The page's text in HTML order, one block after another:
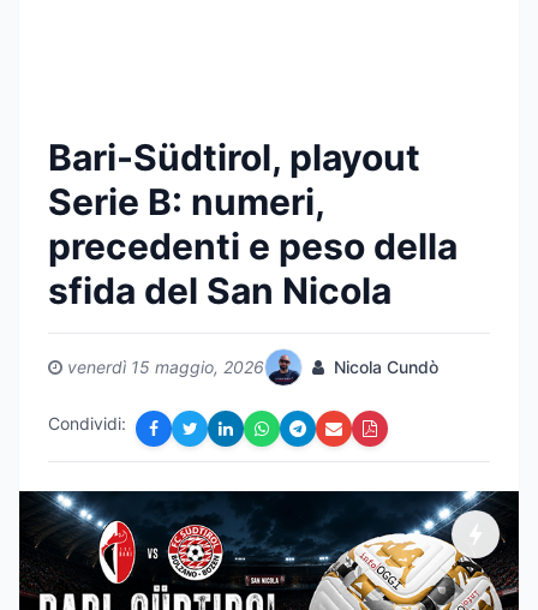
Bari-Südtirol, playout
Serie B: numeri,
precedenti e peso della
sfida del San Nicola
venerdì 15 maggio, 2026 Nicola Cundò
Condividi: